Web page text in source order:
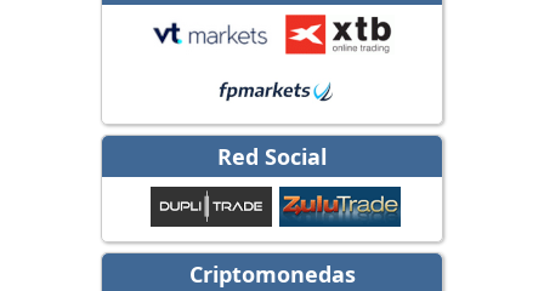
Red Social
Criptomonedas